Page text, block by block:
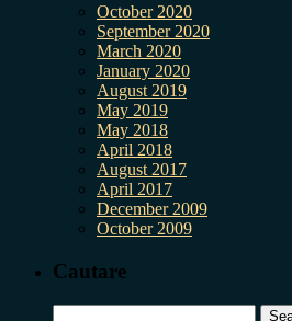
October 2020
September 2020
March 2020
January 2020
August 2019
May 2019
May 2018
April 2018
August 2017
April 2017
December 2009
October 2009
Cautare